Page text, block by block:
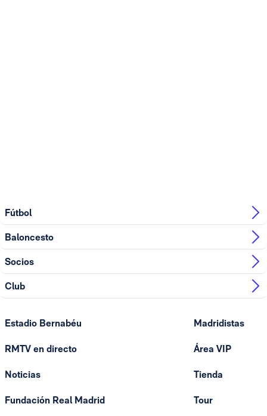
Fútbol
Baloncesto
Socios
Club
Estadio Bernabéu
RMTV en directo
Noticias
Fundación Real Madrid
Madridistas
Área VIP
Tienda
Tour